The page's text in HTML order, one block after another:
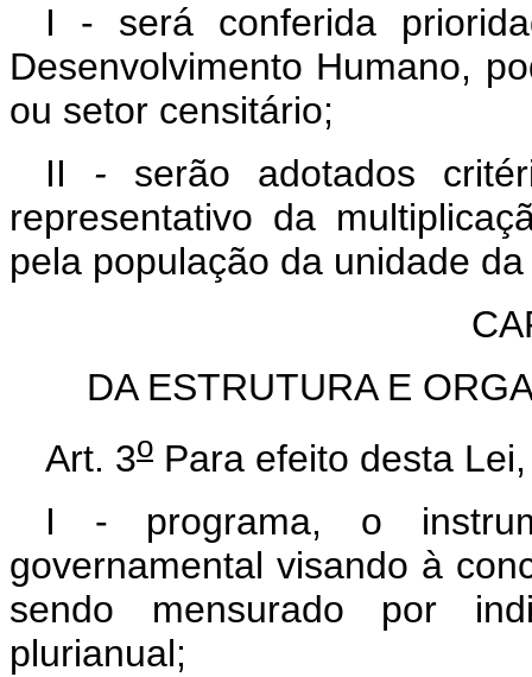
I - será conferida
Desenvolvimento Humano,
ou setor censitário;
II - serão adotados
representativo da
pela população da unidade
DA ESTRUTURA E
Art. 3o Para efeito desta
I - programa, o
governamental visando à
sendo mensurado por
plurianual;